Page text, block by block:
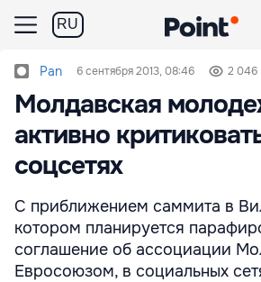
RU
Pan 6 сентября 2013, 08:46 2 046
Молдавская
активно
соцсетях
С приближением саммита в
котором планируется
соглашение об ассоциации
Евросоюзом, в социальных